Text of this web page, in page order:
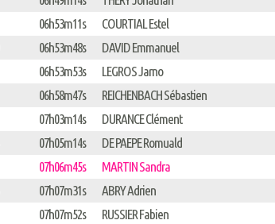
06h53m11s COURTIAL Estel
06h53m48s DAVID Emmanuel
06h53m53s LEGROS Jarno
06h58m47s REICHENBACH Sébastien
07h03m14s DURANCE Clément
07h05m14s DE PAEPE Romuald
07h06m45s MARTIN Sandra
07h07m31s ABRY Adrien
07h07m52s RUSSIER Fabien